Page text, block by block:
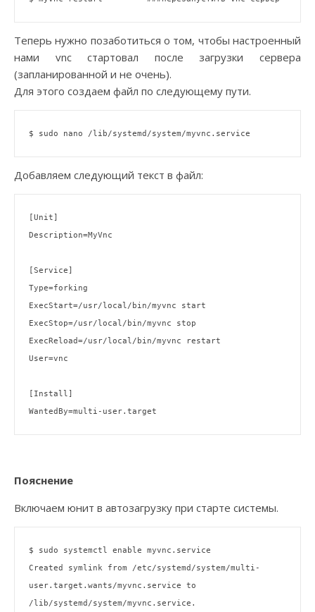
Теперь нужно позаботиться о том, чтобы настроенный
нами vnc стартовал после загрузки сервера
(запланированной и не очень).
Для этого создаем файл по следующему пути.
Добавляем следующий текст в файл:
[Unit]
Description=MyVnc
[Service]
Type=forking
ExecStart=/usr/local/bin/myvnc start
ExecStop=/usr/local/bin/myvnc stop
ExecReload=/usr/local/bin/myvnc restart
User=vnc
[Install]
Пояснение
Включаем юнит в автозагрузку при старте системы.
$ sudo systemctl enable myvnc.service
Created symlink from /etc/systemd/system/multi-
user.target.wants/myvnc.service to